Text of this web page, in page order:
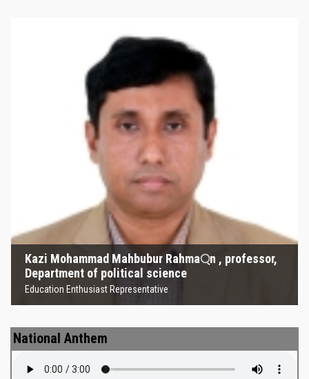
Kazi Mohammad Mahbubur Rahma্‌n , professor,
Department of political science
Education Enthusiast Representative
Kazi Mohammad Mahbubur
Rahma্‌n , professor, Department
of political science
Education Enthusiast Representative
National Anthem